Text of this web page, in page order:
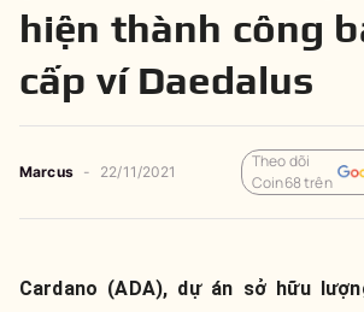
hiện thành công
cấp ví Daedalus
Marcus - 22/11/2021
Theo dõi
Coin68 trên
Cardano (ADA), dự án sở hữu